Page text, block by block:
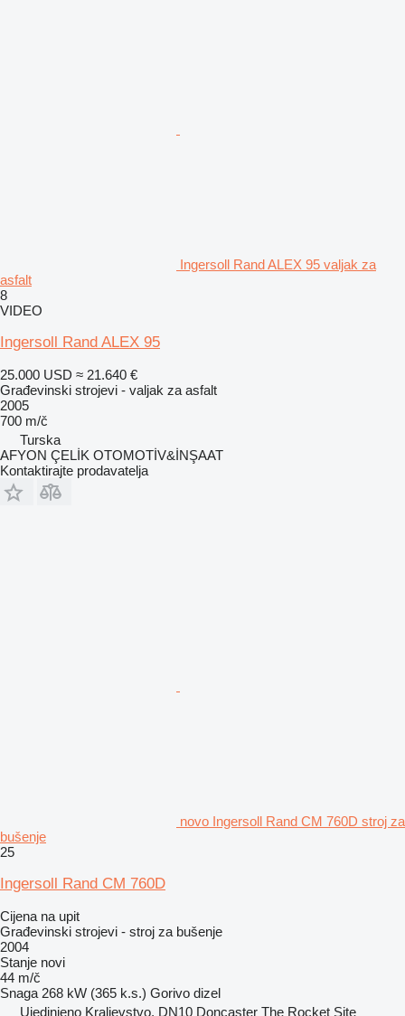
Ingersoll Rand ALEX 95 valjak za
asfalt
8
VIDEO
Ingersoll Rand ALEX 95
25.000 USD ≈ 21.640 €
Građevinski strojevi - valjak za asfalt
2005
700 m/č
Turska
AFYON ÇELİK OTOMOTİV&İNŞAAT
Kontaktirajte prodavatelja
novo Ingersoll Rand CM 760D stroj za
bušenje
25
Ingersoll Rand CM 760D
Cijena na upit
Građevinski strojevi - stroj za bušenje
2004
Stanje novi
44 m/č
Snaga 268 kW (365 k.s.) Gorivo dizel
Ujedinjeno Kraljevstvo, DN10 Doncaster The Rocket Site